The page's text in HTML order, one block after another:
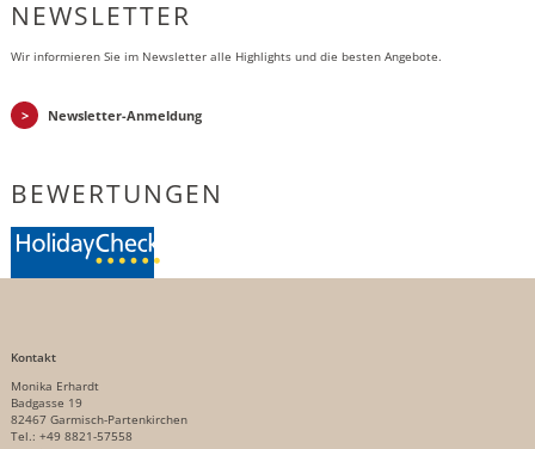
NEWSLETTER
Wir informieren Sie im Newsletter alle Highlights und die besten Angebote.
Newsletter-Anmeldung
BEWERTUNGEN
Kontakt
Monika Erhardt
Badgasse 19
82467 Garmisch-Partenkirchen
Tel.: +49 8821-57558